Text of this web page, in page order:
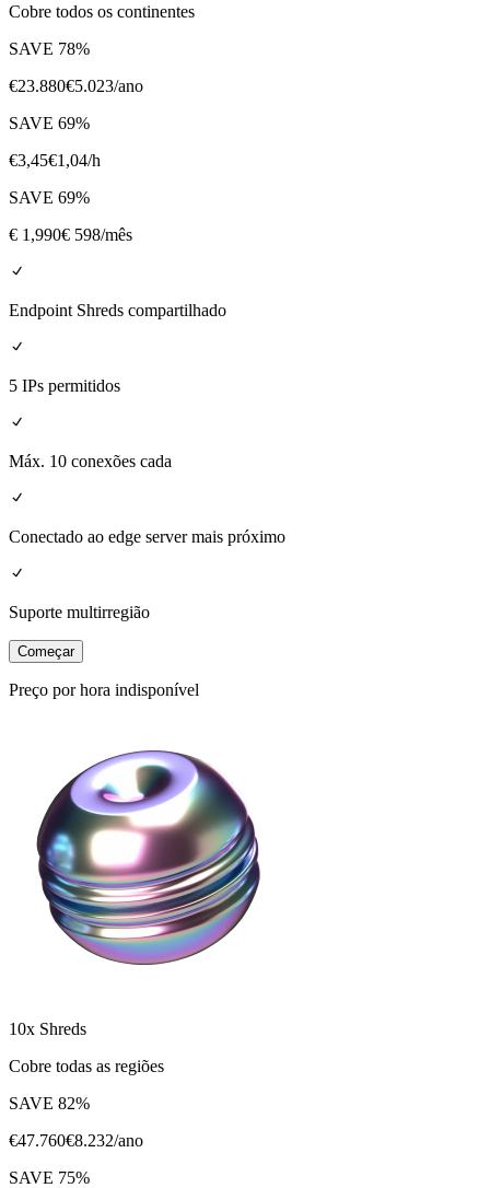
Cobre todos os continentes
SAVE 78%
€23.880€5.023/ano
SAVE 69%
€3,45€1,04/h
SAVE 69%
€ 1,990€ 598/mês
Endpoint Shreds compartilhado
5 IPs permitidos
Máx. 10 conexões cada
Conectado ao edge server mais próximo
Suporte multirregião
Começar
Preço por hora indisponível
10x Shreds
Cobre todas as regiões
SAVE 82%
€47.760€8.232/ano
SAVE 75%